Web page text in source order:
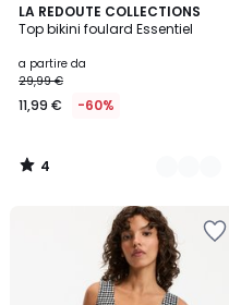
LA REDOUTE COLLECTIONS
Top bikini foulard Essentiel
a partire da
29,99 €
11,99 € -60%
4
/
4
Colori
4
/